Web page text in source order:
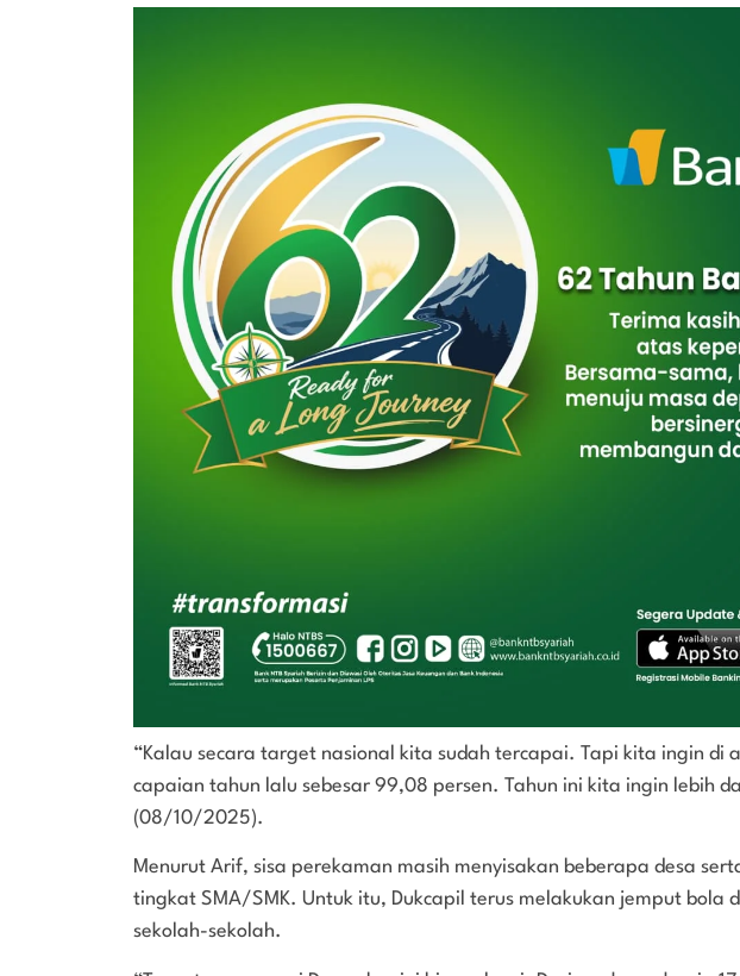
“Kalau secara target nasional kita sudah tercapai. Tapi kita ingin di
capaian tahun lalu sebesar 99,08 persen. Tahun ini kita ingin lebih
(08/10/2025).
Menurut Arif, sisa perekaman masih menyisakan beberapa desa
tingkat SMA/SMK. Untuk itu, Dukcapil terus melakukan jemput bola
sekolah-sekolah.